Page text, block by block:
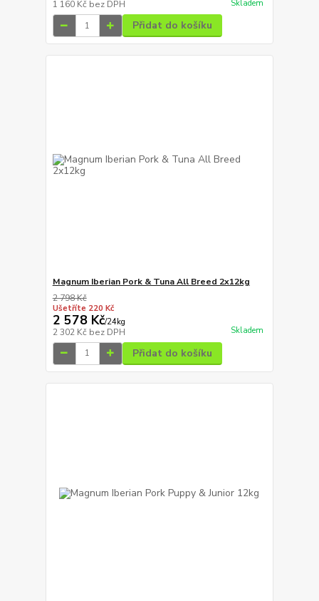
1 160 Kč bez DPH Skladem
Přidat do košíku
Magnum Iberian Pork & Tuna All Breed 2x12kg
2 798 Kč
Ušetříte 220 Kč
2 578 Kč/24kg
2 302 Kč bez DPH Skladem
Přidat do košíku